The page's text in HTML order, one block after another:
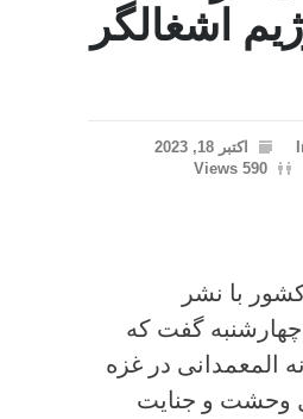
اشغالگر
اکتبر 18, 2023
590 Views
با نشر
چهارشنبه گفت که
المعمدانی در غزه
وحشت و جنایت